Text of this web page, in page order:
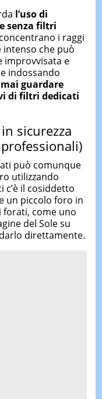
l’uso di
senza filtri
i raggi
che può
improvvisata e
indossando
guardare
di filtri dedicati
sicurezza
può comunque
utilizzando
il cosiddetto
un piccolo foro in
forati, come uno
del Sole su
direttamente.